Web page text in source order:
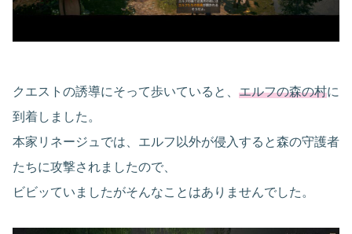
クエストの誘導にそって歩いていると、 エルフの森の村に
到着しました。
本家リネージュでは、エルフ以外が侵入すると森の守護者
たちに攻撃されましたので、
ビビッていましたがそんなことはありませんでした。